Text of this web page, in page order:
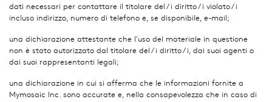
dati necessari per contattare il titolare del / i diritto / i violato / i
incluso indirizzo, numero di telefono e, se disponibile, e-mail;
una dichiarazione attestante che l'uso del materiale in questione
non è stato autorizzato dal titolare del / i diritto / i, dai suoi agenti o
dai suoi rappresentanti legali;
una dichiarazione in cui si afferma che le informazioni fornite a
Mymosaic Inc. sono accurate e, nella consapevolezza che in caso di